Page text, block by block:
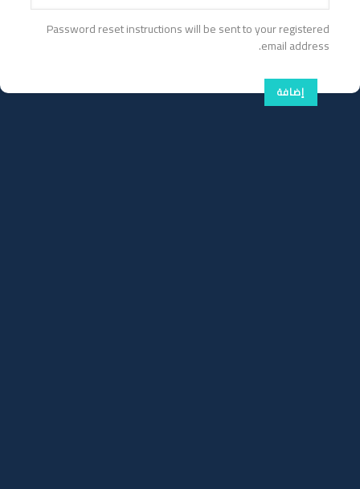
Password reset instructions will be sent to your registered
email address.